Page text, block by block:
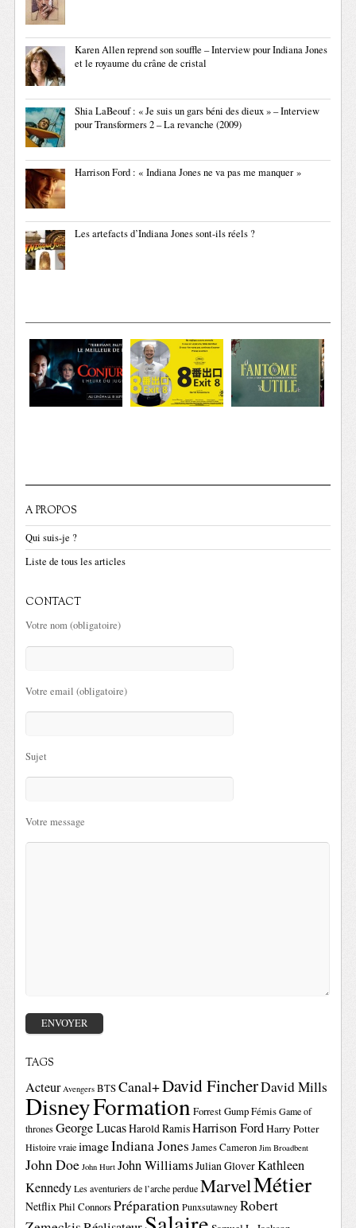
Karen Allen reprend son souffle – Interview pour Indiana Jones
et le royaume du crâne de cristal
Shia LaBeouf : « Je suis un gars béni des dieux » – Interview
pour Transformers 2 – La revanche (2009)
Harrison Ford : « Indiana Jones ne va pas me manquer »
Les artefacts d’Indiana Jones sont-ils réels ?
A PROPOS
Qui suis-je ?
Liste de tous les articles
CONTACT
Votre nom (obligatoire)
Votre email (obligatoire)
Sujet
Votre message
TAGS
Acteur Avengers BTSCanal+David FincherDavid Mills
DisneyFormationForrest GumpFémis Game of
thrones George LucasHarold RamisHarrison FordHarry Potter
Histoire vraie imageIndiana Jones James Cameron Jim Broadbent
John Doe John Hurt John WilliamsJulian GloverKathleen
Kennedy Les aventuriers de l’arche perdue MarvelMétier
NetflixPhil ConnorsPréparation Punxsutawney Robert